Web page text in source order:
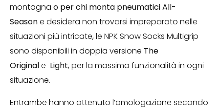
montagna o per chi monta pneumatici All-
Seasone desidera non trovarsi impreparato nelle
situazioni più intricate, le NPK Snow Socks Multigrip
sono disponibili in doppia versione The
Originale Light, per la massima funzionalità in ogni
situazione.
Entrambe hanno ottenuto l’omologazione secondo